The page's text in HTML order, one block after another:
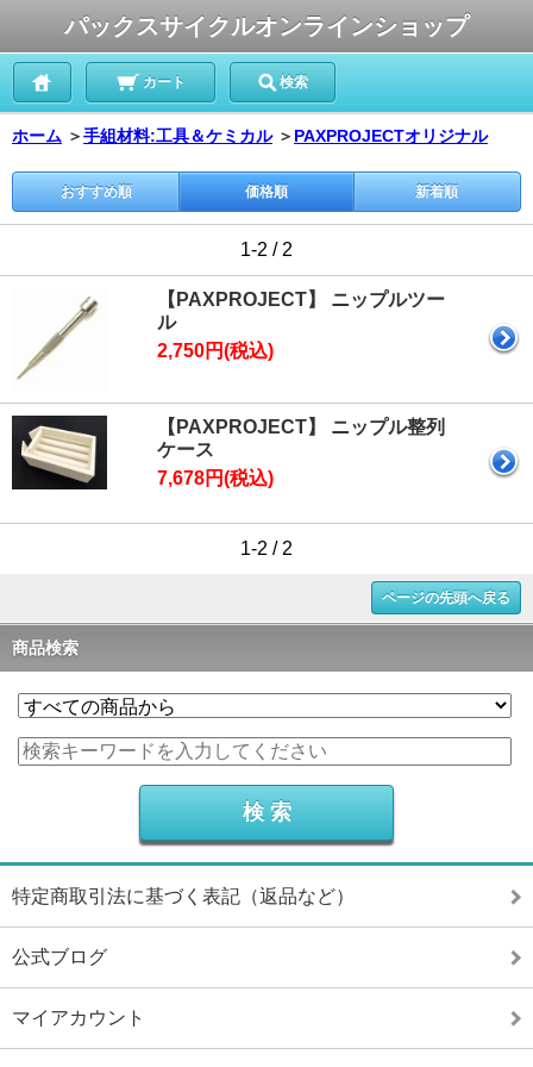
パックスサイクルオンラインショップ
カート 検索
ホーム ＞手組材料:工具＆ケミカル ＞ PAXPROJECTオリジナル
おすすめ順 価格順 新着順
1-2 / 2
【PAXPROJECT】 ニップルツー
ル
2,750円(税込)
【PAXPROJECT】 ニップル整列
ケース
7,678円(税込)
1-2 / 2
ページの先頭へ戻る
商品検索
特定商取引法に基づく表記（返品など）
公式ブログ
マイアカウント